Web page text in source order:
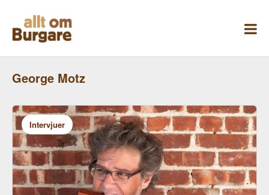
innehåll
George Motz
Intervjuer